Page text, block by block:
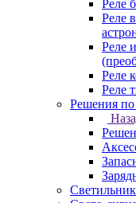
Реле
Реле
Реле
Реле
Реле
Решения по